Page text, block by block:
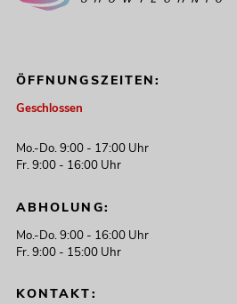
ÖFFNUNGSZEITEN:
Geschlossen
Mo.-Do. 9:00 - 17:00 Uhr
Fr. 9:00 - 16:00 Uhr
ABHOLUNG:
Mo.-Do. 9:00 - 16:00 Uhr
Fr. 9:00 - 15:00 Uhr
KONTAKT: